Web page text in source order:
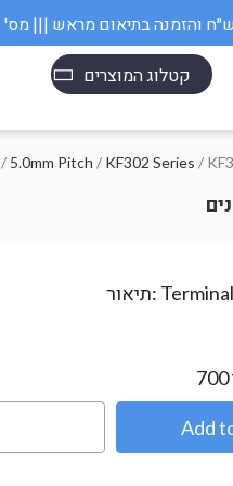
קטלוג המוצרים
/ 5.0mm Pitch / KF302 Series /
תיאור:
700